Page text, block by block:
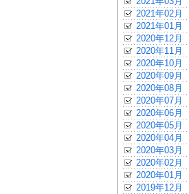
2021年02月
2021年01月
2020年12月
2020年11月
2020年10月
2020年09月
2020年08月
2020年07月
2020年06月
2020年05月
2020年04月
2020年03月
2020年02月
2020年01月
2019年12月